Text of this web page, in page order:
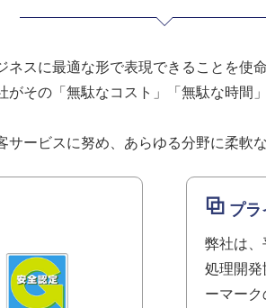
スに最適な形で表現できることを使命
その「無駄なコスト」「無駄な時
ービスに努め、あらゆる分野に柔軟
プラ
弊社は
処理開
ーマー